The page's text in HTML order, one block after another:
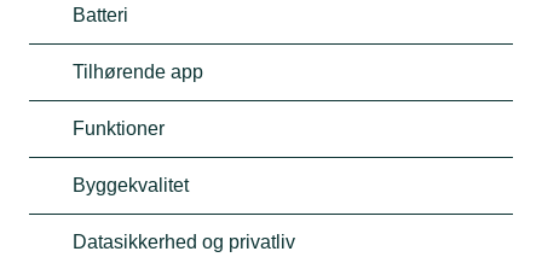
Batteri
Tilhørende app
Funktioner
Byggekvalitet
Datasikkerhed og privatliv